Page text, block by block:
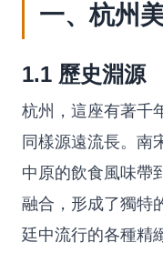
一、杭州
1.1 歷史淵源
杭州，這座有著千
同樣源遠流長。南
中原的飲食風味帶
融合，形成了獨特
廷中流行的各種精